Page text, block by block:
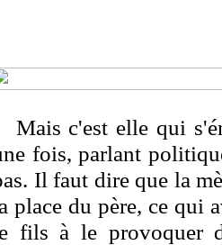
Mais c'est elle qui
fois, parlant
Il faut dire que la
place du père, ce qui
fils à le provoquer